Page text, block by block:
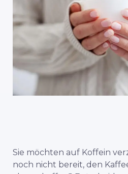
Sie möchten auf Koffein
noch nicht bereit, den